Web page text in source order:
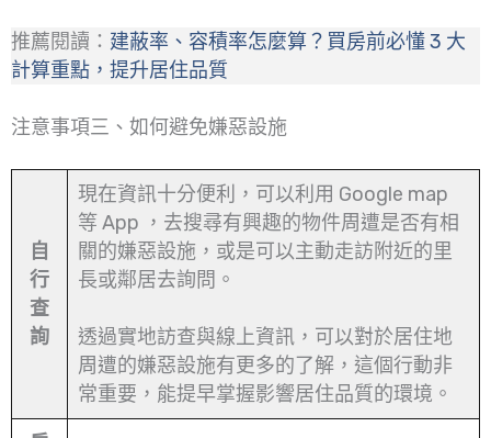
推薦閱讀： 建蔽率、容積率怎麼算？買房前必懂 3 大
計算重點，提升居住品質
注意事項三、如何避免嫌惡設施
自
行
查
詢
現在資訊十分便利，可以利用 Google map
等 App ，去搜尋有興趣的物件周遭是否有相
關的嫌惡設施，或是可以主動走訪附近的里
長或鄰居去詢問。
透過實地訪查與線上資訊，可以對於居住地
周遭的嫌惡設施有更多的了解，這個行動非
常重要，能提早掌握影響居住品質的環境。